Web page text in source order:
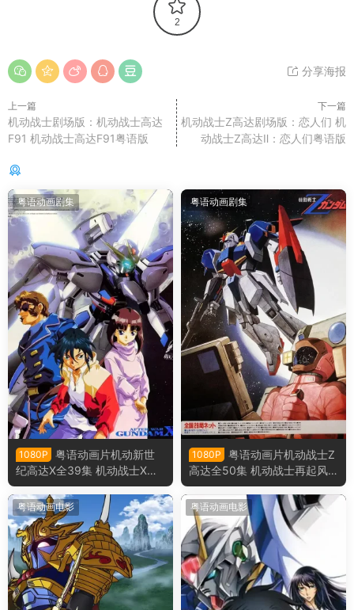
2
分享海报
上一篇
机动战士剧场版：机动战士高达
F91 机动战士高达F91粤语版
下一篇
机动战士Z高达剧场版：恋人们 机
动战士Z高达Ⅱ：恋人们粤语版
粤语动画剧集
1080P
粤语动画片机动新世
纪高达X全39集 机动战士X粤
语版
粤语动画剧集
1080P
粤语动画片机动战士Z
高达全50集 机动战士再起风
云粤语版
粤语动画电影 粤语动画电影